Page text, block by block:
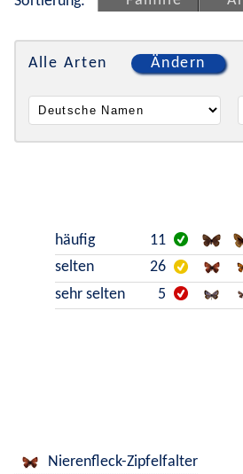
Alle Arten Ändern
häufig 11
selten
26
sehr selten
5
Nierenfleck-Zipfelfalter